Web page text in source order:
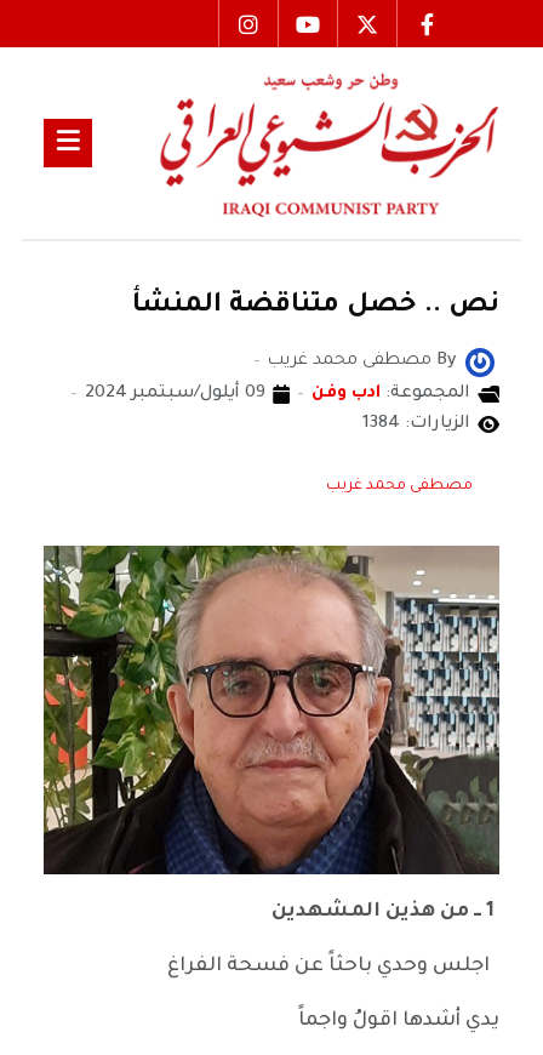
نص .. خصل متناقضة المنشأ
By مصطفى محمد غريب
المجموعة: ادب وفن
09 أيلول/سبتمبر 2024
الزيارات: 1384
مصطفى محمد غريب
اجلس وحدي باحثاً عن فسحة الفراغ
يدي أشدها اقولُ واجماً